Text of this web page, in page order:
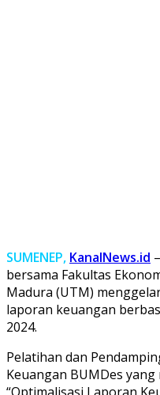
SUMENEP, KanalNews.id
bersama Fakultas
Madura (UTM)
laporan keuangan
2024.
Pelatihan dan
Keuangan BUMDes